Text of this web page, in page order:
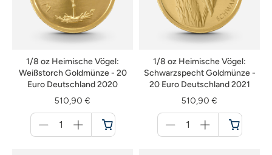
1/8 oz Heimische Vögel:
Weißstorch Goldmünze - 20
Euro Deutschland 2020
510,90 €
für
Warenkorb
1/8 oz Heimische Vögel:
Schwarzspecht Goldmünze -
20 Euro Deutschland 2021
510,90 €
für
Warenkorb